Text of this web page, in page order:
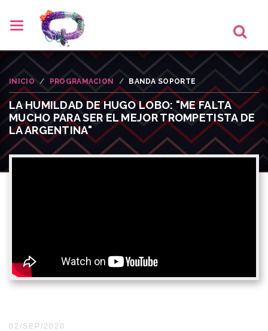
INICIO PROGRAMACION BANDA SOPORTE
LA HUMILDAD DE HUGO LOBO: "ME FALTA
MUCHO PARA SER EL MEJOR TROMPETISTA DE
LA ARGENTINA"
02/SEP/2020